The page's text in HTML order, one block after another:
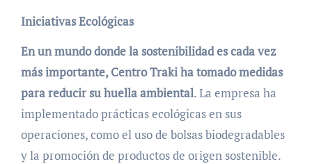
Iniciativas Ecológicas
En un mundo donde la sostenibilidad es cada vez
más importante, Centro Traki ha tomado medidas
para reducir su huella ambiental. La empresa ha
implementado prácticas ecológicas en sus
operaciones, como el uso de bolsas biodegradables
y la promoción de productos de origen sostenible.